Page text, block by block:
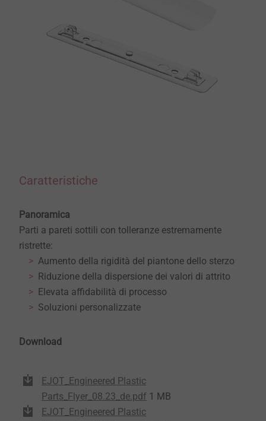
Caratteristiche
Panoramica
Parti a pareti sottili con tolleranze estremamente
ristrette:
Aumento della rigidità del piantone dello sterzo
Riduzione della dispersione dei valori di attrito
Elevata affidabilità di processo
Soluzioni personalizzate
Download
EJOT_Engineered Plastic
Parts_Flyer_08.23_de.pdf 1 MB
EJOT_Engineered Plastic